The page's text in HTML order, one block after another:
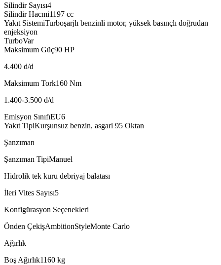
Silindir Sayısı4
Silindir Hacmi1197 cc
Yakıt SistemiTurboşarjlı benzinli motor, yüksek basınçlı doğrudan
enjeksiyon
TurboVar
Maksimum Güç90 HP
4.400 d/d
Maksimum Tork160 Nm
1.400-3.500 d/d
Emisyon SınıfıEU6
Yakıt TipiKurşunsuz benzin, asgari 95 Oktan
Şanzıman
Şanzıman TipiManuel
Hidrolik tek kuru debriyaj balatası
İleri Vites Sayısı5
Konfigürasyon Seçenekleri
Önden ÇekişAmbitionStyleMonte Carlo
Ağırlık
Boş Ağırlık1160 kg